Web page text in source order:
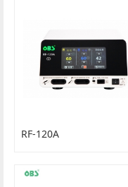
RF-120A